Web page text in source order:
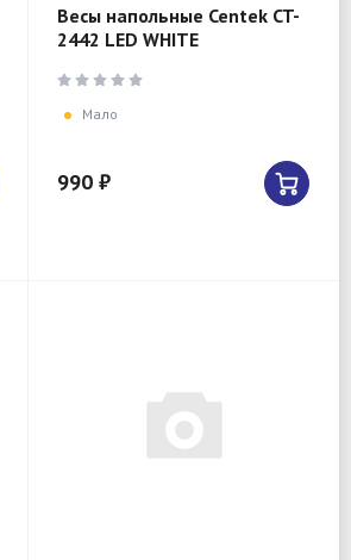
Весы напольные Centek CT-
2442 LED WHITE
фунт, LCD 65x28, размер
26х26см
Мало
990 ₽